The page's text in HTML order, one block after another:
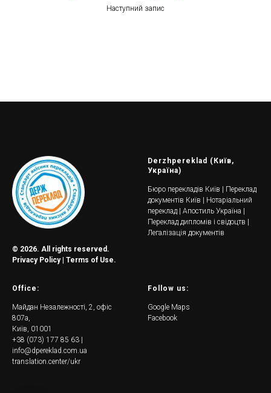
Наступний запис
© 2026. All rights reserved.
Privacy Policy | Terms of Use.
Derzhpereklad (Київ,
Україна)
Бюро перекладів Київ | Переклад
документів Київ | Нотаріальний
переклад | Апостиль Україна |
Переклад дипломів і свідоцтв |
Легалізація документів
Office:
Майдан Незалежності, 2, офіс
807а,
Київ, 01001
+38 (073) 177 85 63 |
info@dpereklad.com.ua
translation.center/ukr
Follow us:
Google Maps
Facebook